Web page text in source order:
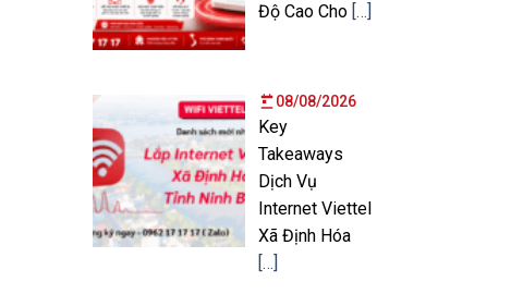
Độ Cao Cho […]
08/08/2026
Key
Takeaways
Dịch Vụ
Internet Viettel
Xã Định Hóa
[…]